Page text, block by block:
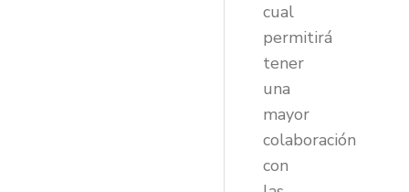
cual
permitirá
tener
una
mayor
colaboración
con